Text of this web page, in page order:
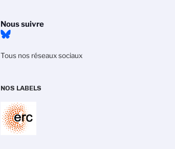
Nous suivre
Tous nos réseaux sociaux
NOS LABELS